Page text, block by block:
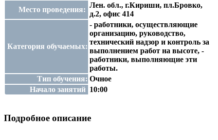
Место проведения:
Лен. обл., г.Кириши, пл.Бровко,
д.2, офис 414
Категория обучаемых:
- работники, осуществляющие
организацию, руководство,
технический надзор и контроль за
выполнением работ на высоте, -
работники, выполняющие эти
работы.
Тип обучения: Очное
Начало занятий 10:00
Подробное описание